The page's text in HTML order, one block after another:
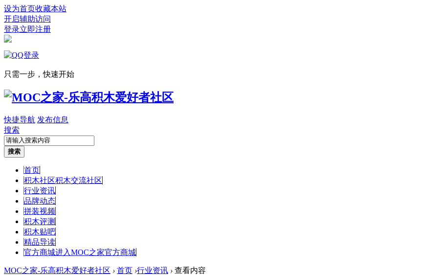
设为首页收藏本站
开启辅助访问
登录立即注册
只需一步，快速开始
快捷导航 发布信息
搜索
搜索
首页
积木社区积木交流社区
行业资讯
品牌动态
拼装视频
积木评测
积木贴吧
精品导读
官方商城进入MOC之家官方商城
MOC之家-乐高积木爱好者社区 › 首页 ›行业资讯 › 查看内容